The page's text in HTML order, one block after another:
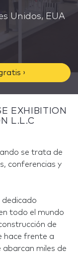
Unidos, EUA
›
EXHIBITION
L.L.C
se trata de
conferencias y
dedicado
todo el mundo
de
hace frente a
abarcan miles de